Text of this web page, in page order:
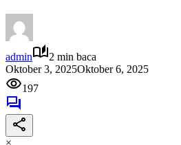
admin
2 min baca
Oktober 3, 2025Oktober 6, 2025
197
×